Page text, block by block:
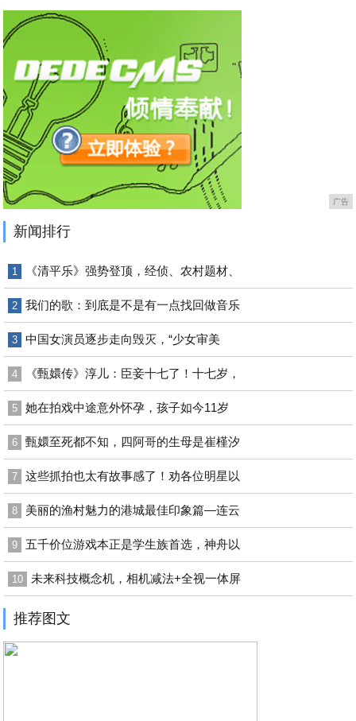
广告
新闻排行
1 《清平乐》强势登顶，经侦、农村题材、
2 我们的歌：到底是不是有一点找回做音乐
3 ​中国女演员逐步走向毁灭，“少女审美
4 《甄嬛传》淳儿：臣妾十七了！十七岁，
5 她在拍戏中途意外怀孕，孩子如今11岁
6 甄嬛至死都不知，四阿哥的生母是崔槿汐
7 这些抓拍也太有故事感了！劝各位明星以
8 美丽的渔村魅力的港城最佳印象篇—连云
9 五千价位游戏本正是学生族首选，神舟以
10 未来科技概念机，相机减法+全视一体屏
推荐图文